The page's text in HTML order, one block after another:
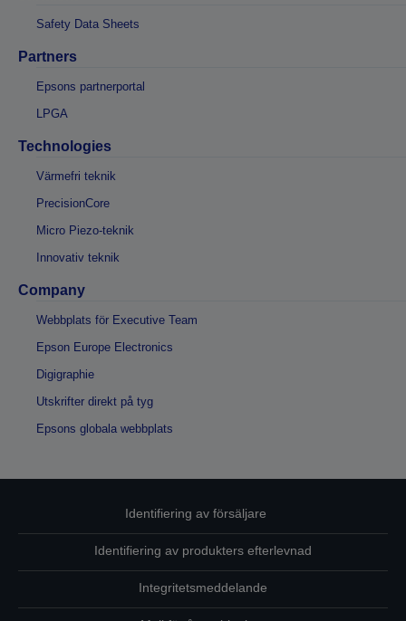
Safety Data Sheets
Partners
Epsons partnerportal
LPGA
Technologies
Värmefri teknik
PrecisionCore
Micro Piezo-teknik
Innovativ teknik
Company
Webbplats för Executive Team
Epson Europe Electronics
Digigraphie
Utskrifter direkt på tyg
Epsons globala webbplats
Identifiering av försäljare
Identifiering av produkters efterlevnad
Integritetsmeddelande